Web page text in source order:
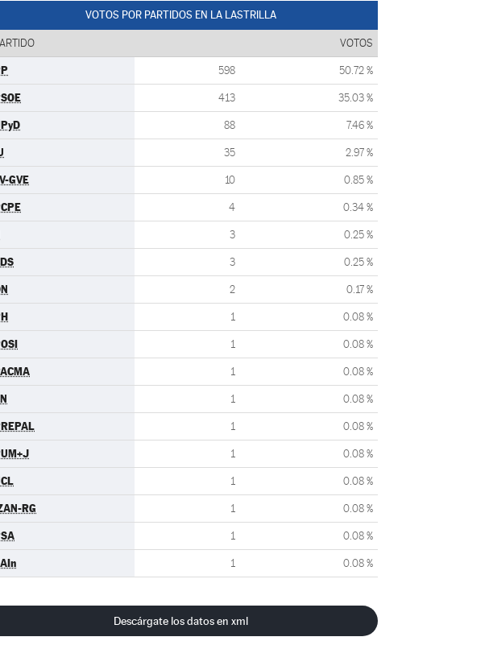
VOTOS POR PARTIDOS EN LA LASTRILLA
VOTOS
598 50.72 %
413 35.03 %
88 7.46 %
35 2.97 %
GVE 10 0.85 %
4 0.34 %
3 0.25 %
3 0.25 %
2 0.17 %
1 0.08 %
1 0.08 %
1 0.08 %
1 0.08 %
1 0.08 %
1 0.08 %
1 0.08 %
RG 1 0.08 %
1 0.08 %
1 0.08 %
Descárgate los datos en xml